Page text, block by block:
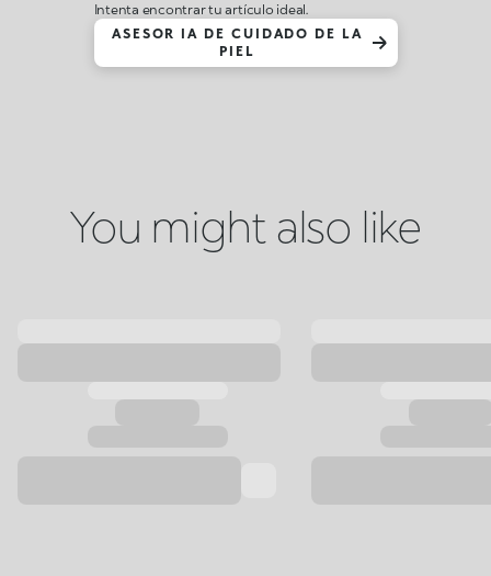
Intenta encontrar tu artículo ideal.
ASESOR IA DE CUIDADO DE LA
PIEL
You might also like